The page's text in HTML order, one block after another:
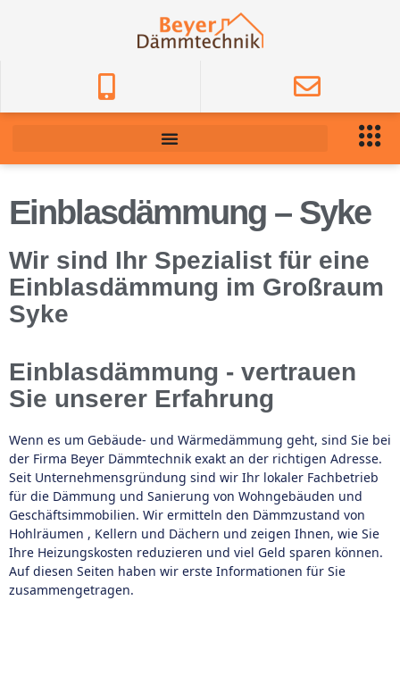
Einblasdämmung – Syke
Wir sind Ihr Spezialist für eine
Einblasdämmung im Großraum
Syke
Einblasdämmung - vertrauen
Sie unserer Erfahrung
Wenn es um Gebäude- und Wärmedämmung geht, sind Sie bei
der Firma Beyer Dämmtechnik exakt an der richtigen Adresse.
Seit Unternehmensgründung sind wir Ihr lokaler Fachbetrieb
für die Dämmung und Sanierung von Wohngebäuden und
Geschäftsimmobilien. Wir ermitteln den Dämmzustand von
Hohlräumen , Kellern und Dächern und zeigen Ihnen, wie Sie
Ihre Heizungskosten reduzieren und viel Geld sparen können.
Auf diesen Seiten haben wir erste Informationen für Sie
zusammengetragen.